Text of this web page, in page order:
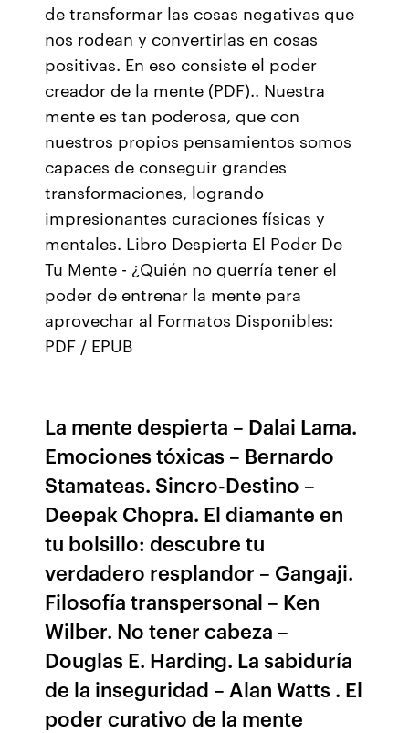
de transformar las cosas negativas que
nos rodean y convertirlas en cosas
positivas. En eso consiste el poder
creador de la mente (PDF).. Nuestra
mente es tan poderosa, que con
nuestros propios pensamientos somos
capaces de conseguir grandes
transformaciones, logrando
impresionantes curaciones físicas y
mentales. Libro Despierta El Poder De
Tu Mente - ¿Quién no querría tener el
poder de entrenar la mente para
aprovechar al Formatos Disponibles:
PDF / EPUB
La mente despierta – Dalai Lama.
Emociones tóxicas – Bernardo
Stamateas. Sincro-Destino –
Deepak Chopra. El diamante en
tu bolsillo: descubre tu
verdadero resplandor – Gangaji.
Filosofía transpersonal – Ken
Wilber. No tener cabeza –
Douglas E. Harding. La sabiduría
de la inseguridad – Alan Watts . El
poder curativo de la mente